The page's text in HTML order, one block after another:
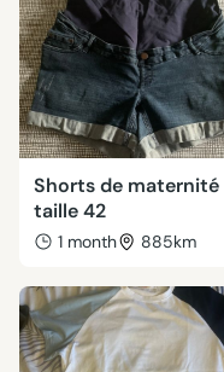
Shorts de maternité
taille 42
1 month 885km